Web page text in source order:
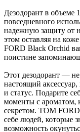
Дезодорант в объеме
повседневного
надежную защиту от
этом оставляя на
FORD Black Orchid
поистине
Этот дезодорант —
настоящий
и статус. Подарите
моменты с ароматом,
секретом. TOM
себе людей, которые
возможность